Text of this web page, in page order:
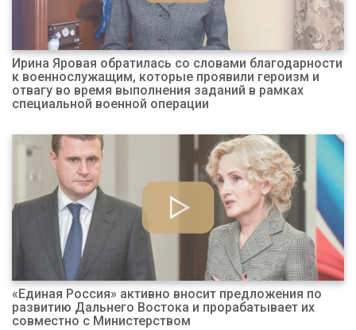
Ирина Яровая обратилась со словами благодарности
к военнослужащим, которые проявили героизм и
отвагу во время выполнения заданий в рамках
специальной военной операции
«Единая Россия» активно вносит предложения по
развитию Дальнего Востока и прорабатывает их
совместно с Министерством